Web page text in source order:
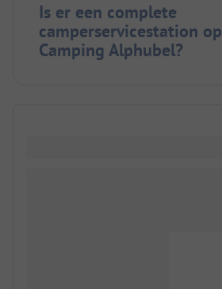
Is er een complete
camperservicestation op
Camping Alphubel?